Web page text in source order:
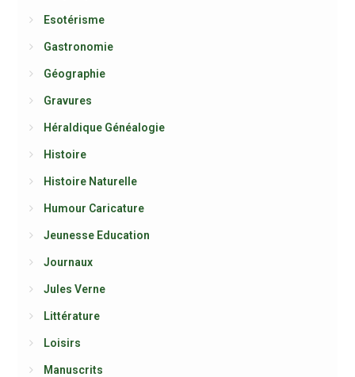
Esotérisme
Gastronomie
Géographie
Gravures
Héraldique Généalogie
Histoire
Histoire Naturelle
Humour Caricature
Jeunesse Education
Journaux
Jules Verne
Littérature
Loisirs
Manuscrits